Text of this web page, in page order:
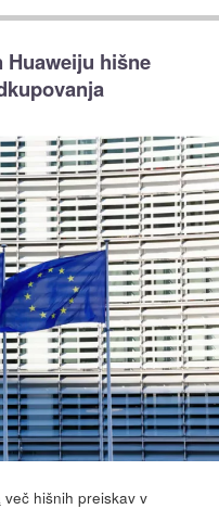
Huaweiju hišne
več hišnih preiskav v